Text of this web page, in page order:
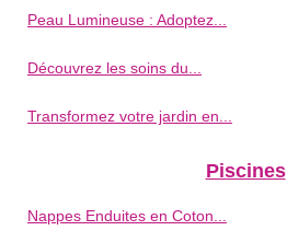
Peau Lumineuse : Adoptez...
Découvrez les soins du...
Transformez votre jardin en...
Piscines
Nappes Enduites en Coton...